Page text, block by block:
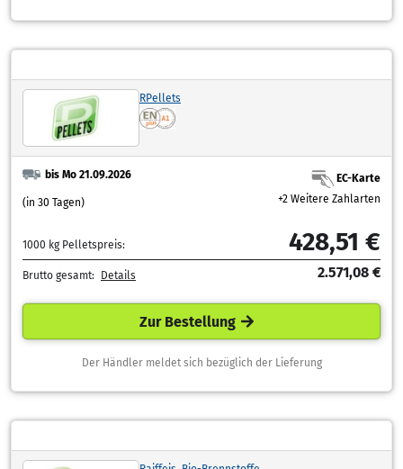
RPellets
bis Mo 21.09.2026
(in 30 Tagen)
EC-Karte
+2 Weitere Zahlarten
1000 kg Pelletspreis: 428,51 €
Brutto gesamt: Details 2.571,08 €
Zur Bestellung
Der Händler meldet sich bezüglich der Lieferung